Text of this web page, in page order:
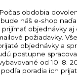
pre umývačky
kategóriách
Počas obdobia
bude náš e-shop
prijímať objednávky aj
požiadavky.
objednávky a
postupne
od 10. 8.
podľa poradia ich